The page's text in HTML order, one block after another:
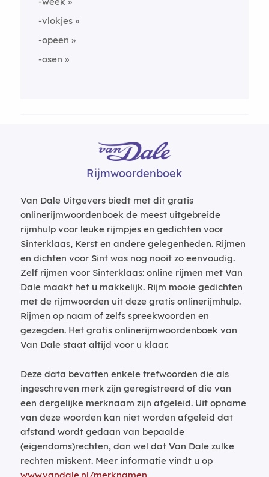
-vlokjes
-opeen
-osen
Rijmwoordenboek
Van Dale Uitgevers biedt met dit gratis
onlinerijmwoordenboek de meest uitgebreide
rijmhulp voor leuke rijmpjes en gedichten voor
Sinterklaas, Kerst en andere gelegenheden. Rijmen
en dichten voor Sint was nog nooit zo eenvoudig.
Zelf rijmen voor Sinterklaas: online rijmen met Van
Dale maakt het u makkelijk. Rijm mooie gedichten
met de rijmwoorden uit deze gratis onlinerijmhulp.
Rijmen op naam of zelfs spreekwoorden en
gezegden. Het gratis onlinerijmwoordenboek van
Van Dale staat altijd voor u klaar.
Deze data bevatten enkele trefwoorden die als
ingeschreven merk zijn geregistreerd of die van
een dergelijke merknaam zijn afgeleid. Uit opname
van deze woorden kan niet worden afgeleid dat
afstand wordt gedaan van bepaalde
(eigendoms)rechten, dan wel dat Van Dale zulke
rechten miskent. Meer informatie vindt u op